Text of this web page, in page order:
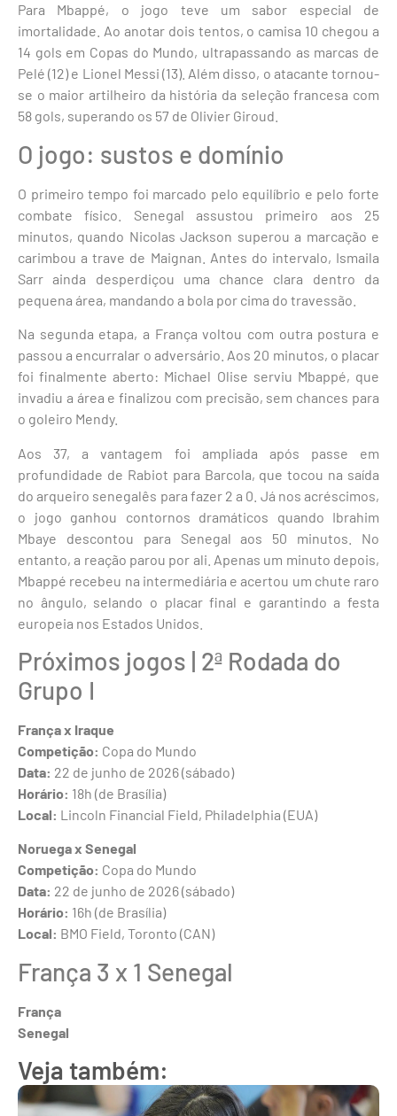
Para Mbappé, o jogo teve um sabor especial de
imortalidade. Ao anotar dois tentos, o camisa 10 chegou a
14 gols em Copas do Mundo, ultrapassando as marcas de
Pelé (12) e Lionel Messi (13). Além disso, o atacante tornou-
se o maior artilheiro da história da seleção francesa com
58 gols, superando os 57 de Olivier Giroud.
O jogo: sustos e domínio
O primeiro tempo foi marcado pelo equilíbrio e pelo forte
combate físico. Senegal assustou primeiro aos 25
minutos, quando Nicolas Jackson superou a marcação e
carimbou a trave de Maignan. Antes do intervalo, Ismaila
Sarr ainda desperdiçou uma chance clara dentro da
pequena área, mandando a bola por cima do travessão.
Na segunda etapa, a França voltou com outra postura e
passou a encurralar o adversário. Aos 20 minutos, o placar
foi finalmente aberto: Michael Olise serviu Mbappé, que
invadiu a área e finalizou com precisão, sem chances para
o goleiro Mendy.
Aos 37, a vantagem foi ampliada após passe em
profundidade de Rabiot para Barcola, que tocou na saída
do arqueiro senegalês para fazer 2 a 0. Já nos acréscimos,
o jogo ganhou contornos dramáticos quando Ibrahim
Mbaye descontou para Senegal aos 50 minutos. No
entanto, a reação parou por ali. Apenas um minuto depois,
Mbappé recebeu na intermediária e acertou um chute raro
no ângulo, selando o placar final e garantindo a festa
europeia nos Estados Unidos.
Próximos jogos | 2ª Rodada do
Grupo I
França x Iraque
Competição: Copa do Mundo
Data: 22 de junho de 2026 (sábado)
Horário: 18h (de Brasília)
Local: Lincoln Financial Field, Philadelphia (EUA)
Noruega x Senegal
Competição: Copa do Mundo
Data: 22 de junho de 2026 (sábado)
Horário: 16h (de Brasília)
Local: BMO Field, Toronto (CAN)
França 3 x 1 Senegal
França
Senegal
Veja também: